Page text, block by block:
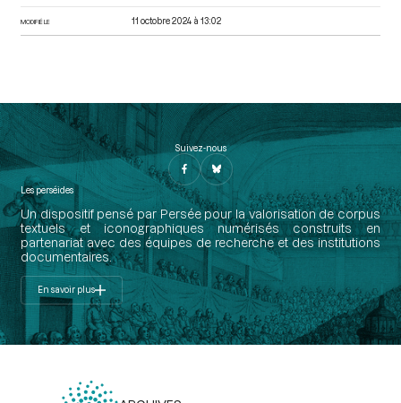
MODIFIÉ LE 11 octobre 2024 à 13:02
Suivez-nous
Les perséides
Un dispositif pensé par Persée pour la valorisation de corpus
textuels et iconographiques numérisés construits en
partenariat avec des équipes de recherche et des institutions
documentaires.
En savoir plus